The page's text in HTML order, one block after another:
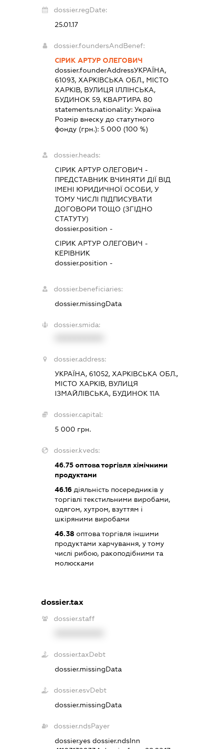
dossier.regDate:
25.01.17
dossier.foundersAndBenef:
СІРИК АРТУР ОЛЕГОВИЧ
dossier.founderAddressУКРАЇНА,
61093, ХАРКІВСЬКА ОБЛ., МІСТО
ХАРКІВ, ВУЛИЦЯ ІЛЛІНСЬКА,
БУДИНОК 59, КВАРТИРА 80
statements.nationality: Україна
Розмір внеску до статутного
фонду (грн.): 5 000 (100 %)
dossier.heads:
СІРИК АРТУР ОЛЕГОВИЧ -
ПРЕДСТАВНИК ВЧИНЯТИ ДІЇ ВІД
ІМЕНІ ЮРИДИЧНОЇ ОСОБИ, У
ТОМУ ЧИСЛІ ПІДПИСУВАТИ
ДОГОВОРИ ТОЩО (ЗГІДНО
СТАТУТУ)
dossier.position -
СІРИК АРТУР ОЛЕГОВИЧ -
КЕРІВНИК
dossier.position -
dossier.beneficiaries:
dossier.missingData
dossier.smida:
dossier.address:
УКРАЇНА, 61052, ХАРКІВСЬКА ОБЛ.,
МІСТО ХАРКІВ, ВУЛИЦЯ
ІЗМАЙЛІВСЬКА, БУДИНОК 11А
dossier.capital:
5 000 грн.
dossier.kveds:
46.75оптова торгівля хімічними
продуктами
46.16діяльність посередників у
торгівлі текстильними виробами,
одягом, хутром, взуттям і
шкіряними виробами
46.38оптова торгівля іншими
продуктами харчування, у тому
числі рибою, ракоподібними та
молюсками
dossier.tax
dossier.staff
dossier.taxDebt
dossier.missingData
dossier.esvDebt
dossier.missingData
dossier.ndsPayer
dossier.yes dossier.ndsInn